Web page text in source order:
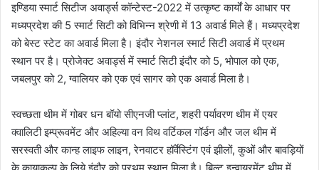
इण्डिया स्मार्ट सिटीज अवार्ड्स कॉन्टेस्ट-2022 में उत्कृष्ट कार्यों के आधार पर
मध्यप्रदेश की 5 स्मार्ट सिटी को विभिन्न श्रेणी में 13 अवार्ड मिले हैं। मध्यप्रदेश
को बेस्ट स्टेट का अवार्ड मिला है। इंदौर नेशनल स्मार्ट सिटी अवार्ड में प्रथम
स्थान पर है। प्रोजेक्ट अवार्ड्स में स्मार्ट सिटी इंदौर को 5, भोपाल को एक,
जबलपुर को 2, ग्वालियर को एक एवं सागर को एक अवार्ड मिला है।
स्वच्छता थीम में गोबर धन बॉयो सीएनजी प्लांट, शहरी पर्यावरण थीम में एयर
क्वालिटी इम्प्रूवमेंट और अहिल्या वन विथ वर्टिकल गॉर्डन और जल थीम में
सरस्वती और कान्ह लाइफ लाइन, रेनवाटर हॉर्वेस्टिंग एवं झीलों, कुओं और बावड़ियों